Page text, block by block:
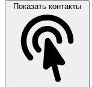
Показать контакты